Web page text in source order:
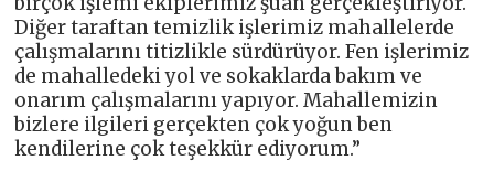
Diğer taraftan temizlik işlerimiz mahallelerde
çalışmalarını titizlikle sürdürüyor. Fen işlerimiz
de mahalledeki yol ve sokaklarda bakım ve
onarım çalışmalarını yapıyor. Mahallemizin
bizlere ilgileri gerçekten çok yoğun ben
kendilerine çok teşekkür ediyorum.”